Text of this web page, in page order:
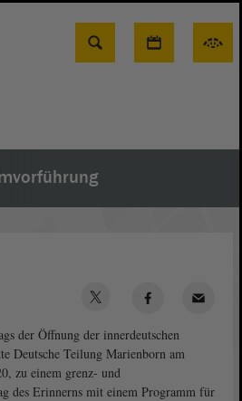
Suche
der Öffnung der innerdeutschen
Deutsche Teilung Marienborn am
zu einem grenz- und
des Erinnerns mit einem Programm für